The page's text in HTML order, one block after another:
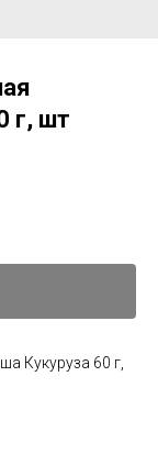
г, шт
Кукуруза 60 г,